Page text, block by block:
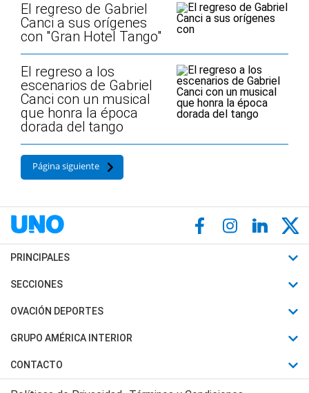
El regreso de Gabriel
Canci a sus orígenes
con "Gran Hotel Tango"
El regreso a los
escenarios de Gabriel
Canci con un musical
que honra la época
dorada del tango
Página siguiente
PRINCIPALES
Últimas Noticias
Política
Judiciales
SECCIONES
Horóscopo
Motores
Trucos caseros
OVACIÓN DEPORTES
Fútbol
Mundial
Automovilismo
GRUPO AMÉRICA INTERIOR
Canal 7 en Vivo
CONTACTO